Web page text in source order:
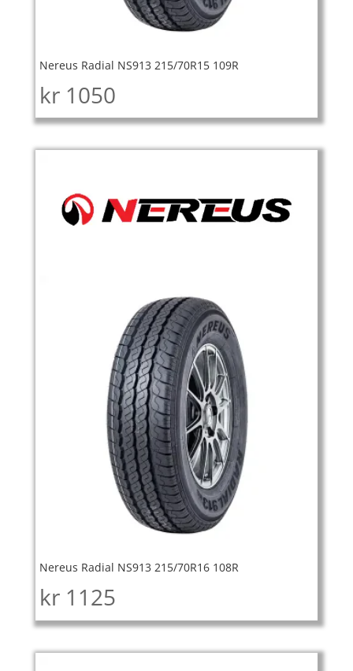
Nereus Radial NS913 215/70R15 109R
kr 1050
Nereus Radial NS913 215/70R16 108R
kr 1125